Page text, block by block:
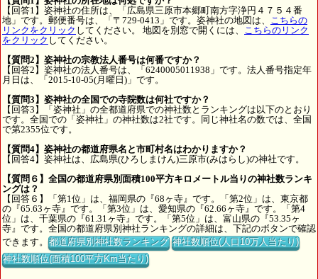
【回答1】姿神社の住所は、「広島県三原市本郷町南方字浄円４７５４番
地」です。郵便番号は、「〒729-0413」です。姿神社の地図は、
こちらの
リンクをクリック してください。 地図を別窓で開くには、
こちらのリンク
をクリック してください。
【質問2】姿神社の宗教法人番号は何番ですか？
【回答2】姿神社の法人番号は、「6240005011938」です。法人番号指定年
月日は、「2015-10-05(月曜日)」です。
【質問3】姿神社の全国での寺院数は何社ですか？
【回答3】「姿神社」の全都道府県での神社数とランキングは以下のとおり
です。全国での「姿神社」の神社数は2社です。同じ神社名の数では、全国
で第2355位です。
【質問4】姿神社の都道府県名と市町村名はわかりますか？
【回答4】姿神社は、広島県(ひろしまけん)三原市(みはらし)の神社です。
【質問６】全国の都道府県別面積100平方キロメートル当りの神社数ランキ
ングは？
【回答６】「第1位」は、福岡県の『68ヶ寺』です。「第2位」は、東京都
の『65.63ヶ寺』です。「第3位」は、愛知県の『62.66ヶ寺』です。「第4
位」は、千葉県の『61.31ヶ寺』です。「第5位」は、富山県の『53.35ヶ
寺』です。全国の都道府県別神社ランキングの詳細は、下記のボタンで確認
できます。都道府県別神社数ランキング 神社数順位(人口10万人当たり)
神社数順位(面積100平方Km当たり)